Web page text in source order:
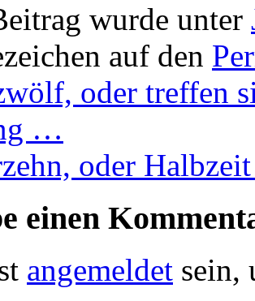
wurde unter
auf den
oder treffen
…
oder
einen
angemeldet sein,